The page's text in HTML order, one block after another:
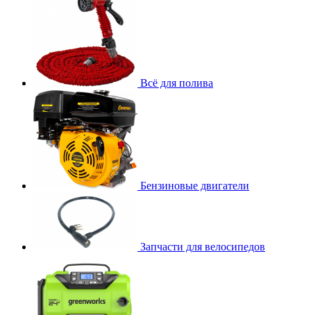
Всё для полива
Бензиновые двигатели
Запчасти для велосипедов